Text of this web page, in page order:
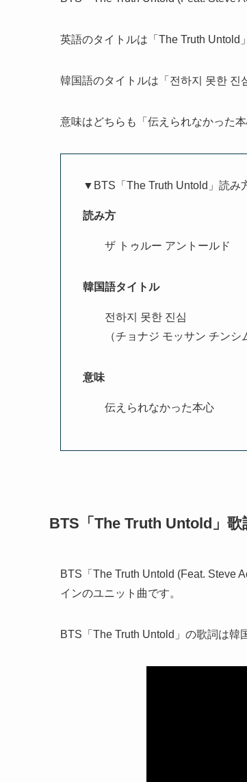
英語のタイトルは「The Truth Untold
韓国語のタイトルは「전하지 못한 진
意味はどちらも「伝えられなかった本
▼BTS「The Truth Untold」読み
読み方
ザ トゥルー アントールド
韓国語タイトル
전하지 못한 진심
（チョナジ モッサン チンシ
意味
伝えられなかった本心
BTS「The Truth Untold」歌
BTS「The Truth Untold (Feat. Steve
インのユニット曲です。
BTS「The Truth Untold」の歌詞は韓